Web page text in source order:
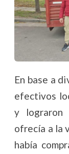
En base a
efectivos
y lograron
ofrecía a la
había